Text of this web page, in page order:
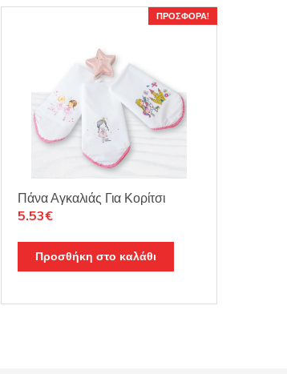
ΠΡΟΣΦΟΡΆ!
Πάνα Αγκαλιάς Για Κορίτσι
Original
was:
6.50€.
5.53€Η
τιμή
είναι:
Προσθήκη στο καλάθι